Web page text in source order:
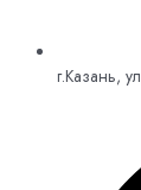
г.Казань,